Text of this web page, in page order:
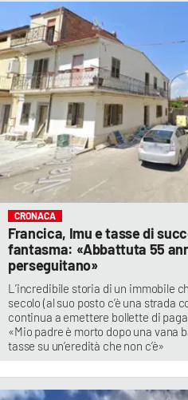
CRONACA
Francica, Imu e tasse di
fantasma: «Abbattuta 55
perseguitano»
L’incredibile storia di un immobile
secolo (al suo posto c’è una strada
continua a emettere bollette di
«Mio padre è morto dopo una vana
tasse su un’eredità che non c’è»